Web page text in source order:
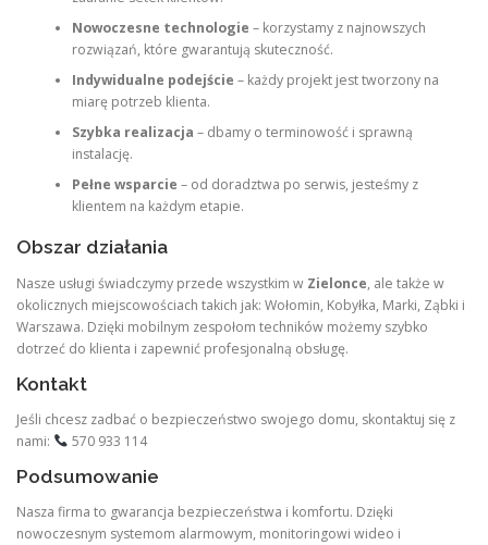
Nowoczesne technologie – korzystamy z najnowszych
rozwiązań, które gwarantują skuteczność.
Indywidualne podejście – każdy projekt jest tworzony na
miarę potrzeb klienta.
Szybka realizacja – dbamy o terminowość i sprawną
instalację.
Pełne wsparcie – od doradztwa po serwis, jesteśmy z
klientem na każdym etapie.
Obszar działania
Nasze usługi świadczymy przede wszystkim w Zielonce, ale także w
okolicznych miejscowościach takich jak: Wołomin, Kobyłka, Marki, Ząbki i
Warszawa. Dzięki mobilnym zespołom techników możemy szybko
dotrzeć do klienta i zapewnić profesjonalną obsługę.
Kontakt
Jeśli chcesz zadbać o bezpieczeństwo swojego domu, skontaktuj się z
nami:
570 933 114
Podsumowanie
Nasza firma to gwarancja bezpieczeństwa i komfortu. Dzięki
nowoczesnym systemom alarmowym, monitoringowi wideo i